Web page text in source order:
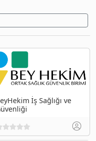
İş Sağlığı ve